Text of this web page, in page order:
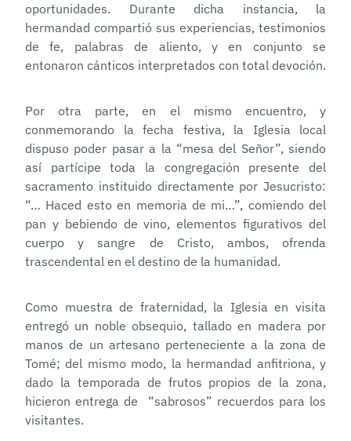
oportunidades. Durante dicha instancia, la
hermandad compartió sus experiencias, testimonios
de fe, palabras de aliento, y en conjunto se
entonaron cánticos interpretados con total devoción.
Por otra parte, en el mismo encuentro, y
conmemorando la fecha festiva, la Iglesia local
dispuso poder pasar a la “mesa del Señor”, siendo
así partícipe toda la congregación presente del
sacramento instituido directamente por Jesucristo:
“… Haced esto en memoria de mi…”, comiendo del
pan y bebiendo de vino, elementos figurativos del
cuerpo y sangre de Cristo, ambos, ofrenda
trascendental en el destino de la humanidad.
Como muestra de fraternidad, la Iglesia en visita
entregó un noble obsequio, tallado en madera por
manos de un artesano perteneciente a la zona de
Tomé; del mismo modo, la hermandad anfitriona, y
dado la temporada de frutos propios de la zona,
hicieron entrega de “sabrosos” recuerdos para los
visitantes.